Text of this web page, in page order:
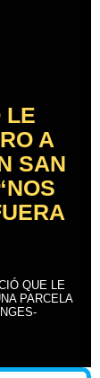
LE
A
SAN
QUE LE
PARCELA